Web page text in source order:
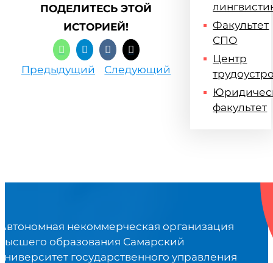
ПОДЕЛИТЕСЬ ЭТОЙ
ИСТОРИЕЙ!
Предыдущий Следующий
Факультет
СПО
Центр
факультет
некоммерческая организация
образования Самарский
государственного управления